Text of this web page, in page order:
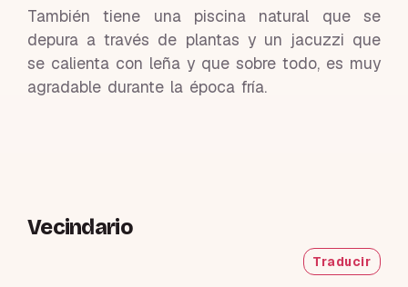
También tiene una piscina natural que se
depura a través de plantas y un jacuzzi que
se calienta con leña y que sobre todo, es muy
agradable durante la época fría.
Vecindario
Traducir